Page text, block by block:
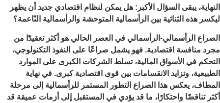
النهاية، يبقى السؤال الأكبر: هل يمكن لنظام اقتصادي جديد أن يظهر
ليكسر هذه الثنائية بين الرأسمالية المتوحشة والرأسمالية النّاعمة؟
الصراع الرأسمالي-الرأسمالي في العصر الحالي هو أكثر تعقيدًا من
مجرد منافسة اقتصادية. فهو يشمل صراعًا على النفوذ التكنولوجي،
التحكم في الأسواق المالية، تسلط الشركات الكبرى على الموارد
الطبيعية، وتزايد الانقسامات بين قوى اقتصادية كبرى. في نهاية
المطاف، يعكس هذا الصراع التطور المستمر للرأسمالية إلى مرحلة
أكثر تناقضًا واحتكارًا، ما قد يؤدي في المستقبل إلى أزمات عميقة قد